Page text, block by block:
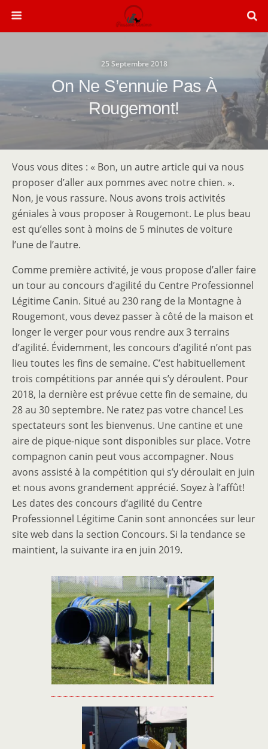
25 Septembre 2018
On Ne S’ennuie Pas À
Rougemont!
Vous vous dites : « Bon, un autre article qui va nous
proposer d’aller aux pommes avec notre chien. ».
Non, je vous rassure. Nous avons trois activités
géniales à vous proposer à Rougemont. Le plus beau
est qu’elles sont à moins de 5 minutes de voiture
l’une de l’autre.
Comme première activité, je vous propose d’aller faire
un tour au concours d’agilité du Centre Professionnel
Légitime Canin. Situé au 230 rang de la Montagne à
Rougemont, vous devez passer à côté de la maison et
longer le verger pour vous rendre aux 3 terrains
d’agilité. Évidemment, les concours d’agilité n’ont pas
lieu toutes les fins de semaine. C’est habituellement
trois compétitions par année qui s’y déroulent. Pour
2018, la dernière est prévue cette fin de semaine, du
28 au 30 septembre. Ne ratez pas votre chance! Les
spectateurs sont les bienvenus. Une cantine et une
aire de pique-nique sont disponibles sur place. Votre
compagnon canin peut vous accompagner. Nous
avons assisté à la compétition qui s’y déroulait en juin
et nous avons grandement apprécié. Soyez à l’affût!
Les dates des concours d’agilité du Centre
Professionnel Légitime Canin sont annoncées sur leur
site web dans la section Concours. Si la tendance se
maintient, la suivante ira en juin 2019.